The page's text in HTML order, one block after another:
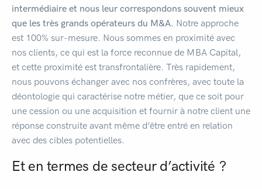
intermédiaire et nous leur correspondons souvent mieux
que les très grands opérateurs du M&A. Notre approche
est 100% sur-mesure. Nous sommes en proximité avec
nos clients, ce qui est la force reconnue de MBA Capital,
et cette proximité est transfrontalière. Très rapidement,
nous pouvons échanger avec nos confrères, avec toute la
déontologie qui caractérise notre métier, que ce soit pour
une cession ou une acquisition et fournir à notre client une
réponse construite avant même d’être entré en relation
avec des cibles potentielles.
Et en termes de secteur d’activité ?